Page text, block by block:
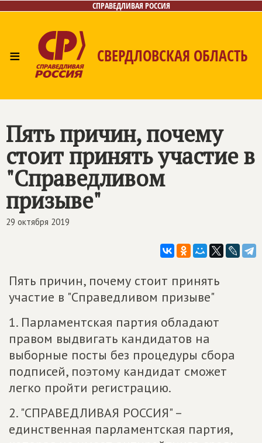
СПРАВЕДЛИВАЯ РОССИЯ
≡ СВЕРДЛОВСКАЯ ОБЛАСТЬ
Пять причин, почему
стоит принять участие в
"Справедливом
призыве"
29 октября 2019
Пять причин, почему стоит принять
участие в "Справедливом призыве"
1. Парламентская партия обладают
правом выдвигать кандидатов на
выборные посты без процедуры сбора
подписей, поэтому кандидат сможет
легко пройти регистрацию.
2. "СПРАВЕДЛИВАЯ РОССИЯ" –
единственная парламентская партия,